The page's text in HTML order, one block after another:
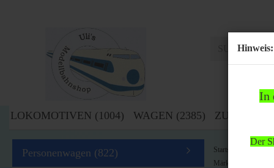
Hinweis:
In
Der
LOKOMOTIVEN (1004) WAGEN (2385) ZUBEHÖR
Startseite »
Märklin H0 4210
Personenwagen (822)